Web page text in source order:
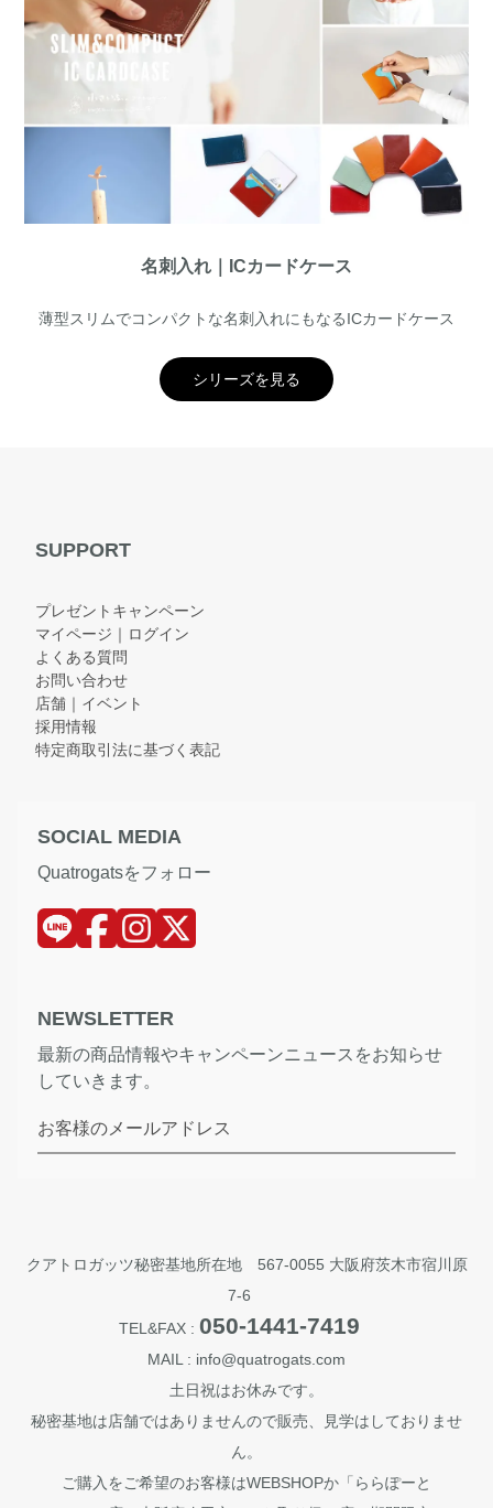
名刺入れ｜ICカードケース
薄型スリムでコンパクトな名刺入れにもなるICカードケース
シリーズを見る
SUPPORT
プレゼントキャンペーン
マイページ｜ログイン
よくある質問
お問い合わせ
店舗｜イベント
採用情報
特定商取引法に基づく表記
SOCIAL MEDIA
Quatrogatsをフォロー
NEWSLETTER
最新の商品情報やキャンペーンニュースをお知らせ
していきます。
お客様のメールアドレス
クアトロガッツ秘密基地所在地 567-0055 大阪府茨木市宿川原
7-6
TEL&FAX : 050-1441-7419
MAIL : info@quatrogats.com
土日祝はお休みです。
秘密基地は店舗ではありませんので販売、見学はしておりませ
ん。
ご購入をご希望のお客様はWEBSHOPか「ららぽーと